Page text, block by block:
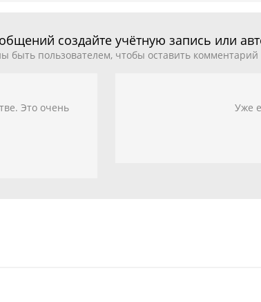
создайте учётную запись или
быть пользователем, чтобы оставить комментарий
Это очень
Уже